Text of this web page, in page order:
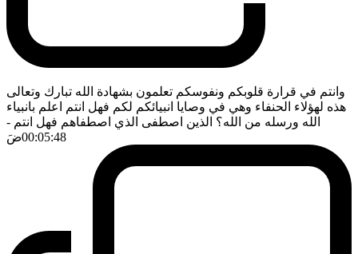
وانتم في قرارة قلوبكم ونفوسكم تعلمون بشهادة الله تبارك وتعالى
هذه لهؤلاء الحنفاء وهي في وصايا انبيائكم لكم فهل انتم اعلم بانبياء
الله ورسله من الله؟ الذين اصطفى الذي اصطفاهم فهل انتم -
00:05:48ضَ